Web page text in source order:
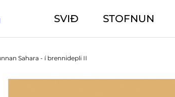
SVIÐ STOFNUN
Sahara - í brennidepli II